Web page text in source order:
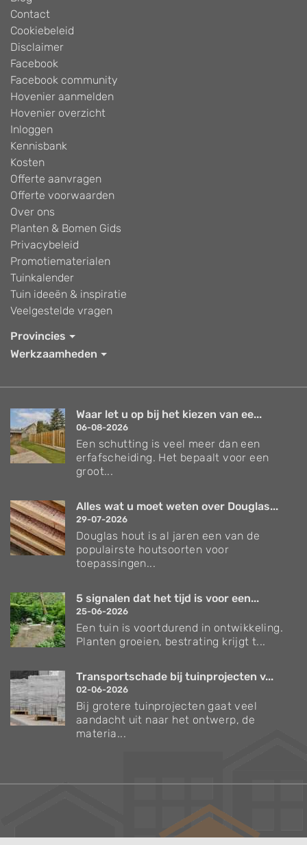
Contact
Cookiebeleid
Disclaimer
Facebook
Facebook community
Hovenier aanmelden
Hovenier overzicht
Inloggen
Kennisbank
Kosten
Offerte aanvragen
Offerte voorwaarden
Over ons
Planten & Bomen Gids
Privacybeleid
Promotiematerialen
Tuinkalender
Tuin ideeën & inspiratie
Veelgestelde vragen
Provincies
Werkzaamheden
Waar let u op bij het kiezen van ee...
06-08-2026
Een schutting is veel meer dan een
erfafscheiding. Het bepaalt voor een
groot...
Alles wat u moet weten over Douglas...
29-07-2026
Douglas hout is al jaren een van de
populairste houtsoorten voor
toepassingen...
5 signalen dat het tijd is voor een...
25-06-2026
Een tuin is voortdurend in ontwikkeling.
Planten groeien, bestrating krijgt t...
Transportschade bij tuinprojecten v...
02-06-2026
Bij grotere tuinprojecten gaat veel
aandacht uit naar het ontwerp, de
materia...
Verzorgingstips voor bomen en planten
Inspiratie voor uw tuin en terras
De belangrijkste tuinwerkzaamheden voor de